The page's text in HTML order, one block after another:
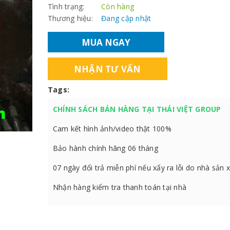
Tình trạng:
Còn hàng
Thương hiệu:
Đang cập nhật
MUA NGAY
NHẬN TƯ VẤN
Tags:
CHÍNH SÁCH BÁN HÀNG TẠI THÁI VIỆT GROUP
Cam kết hình ảnh/video thật 100%
Bảo hành chính hãng 06 tháng
07 ngày đổi trả miễn phí nếu xẩy ra lỗi do nhà sản
Nhận hàng kiểm tra thanh toán tại nhà